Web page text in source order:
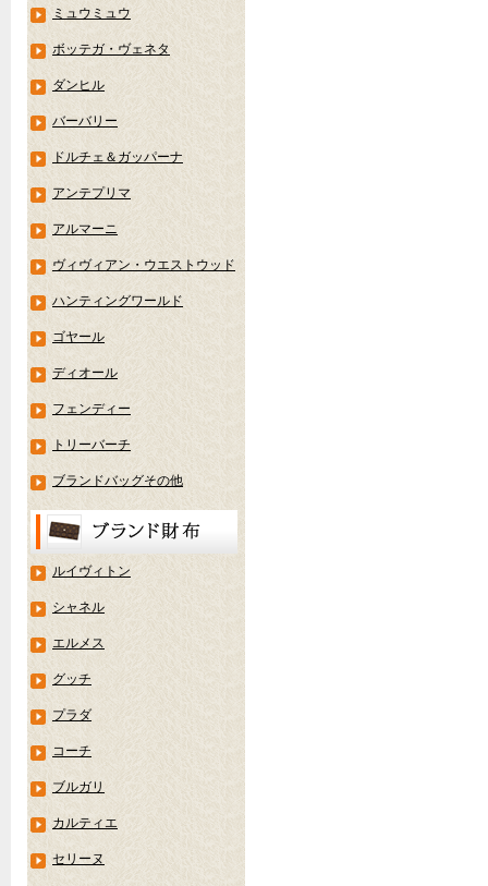
ミュウミュウ
ボッテガ・ヴェネタ
ダンヒル
バーバリー
ドルチェ＆ガッパーナ
アンテプリマ
アルマーニ
ヴィヴィアン・ウエストウッド
ハンティングワールド
ゴヤール
ディオール
フェンディー
トリーバーチ
ブランドバッグその他
ルイヴィトン
シャネル
エルメス
グッチ
プラダ
コーチ
ブルガリ
カルティエ
セリーヌ